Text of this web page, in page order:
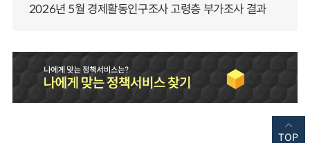
2026년 5월 경제활동인구조사 고령층 부가조사 결과
TOP